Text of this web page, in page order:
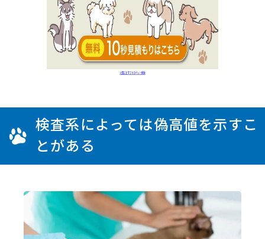
検査系によっては偽高値を示すこ
とがある